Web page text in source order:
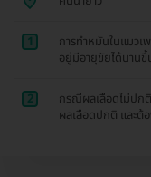
1
การทำหมันในแมวเ
อยู่มีอายุขัยได้นานขึ้
2
กรณีผลเลือดไม่ปกติ
ผลเลือดปกติ และต้อ